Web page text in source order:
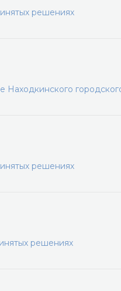
решениях
решениях
решениях